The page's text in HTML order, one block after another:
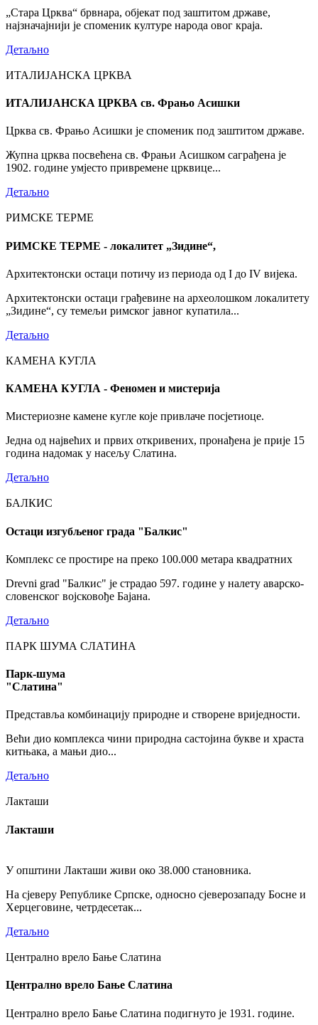
„Стара Црква“ брвнара, објекат под заштитом државе,
најзначајнији је споменик културе народа овог краја.
Детаљно
ИТАЛИЈАНСКА ЦРКВА
ИТАЛИЈАНСКА ЦРКВА св. Фрањо Асишки
Црква св. Фрањо Асишки је споменик под заштитом државе.
Жупна црква посвећена св. Фрањи Асишком саграђена је
1902. године умјесто привремене црквице...
Детаљно
РИМСКЕ ТЕРМЕ
РИМСКЕ ТЕРМЕ - локалитет „Зидине“,
Архитектонски остаци потичу из периода од I до IV вијека.
Архитектонски остаци грађевине на археолошком локалитету
„Зидине“, су темељи римског јавног купатила...
Детаљно
КАМЕНА КУГЛА
КАМЕНА КУГЛА - Феномен и мистерија
Мистериозне камене кугле које привлаче посјетиоце.
Једна од највећих и првих откривених, пронађена је прије 15
година надомак у насељу Слатина.
Детаљно
БАЛКИС
Остаци изгубљеног града "Балкис"
Комплекс се простире на преко 100.000 метара квадратних
Drevni grad "Балкис" је страдао 597. године у налету аварско-
словенског војсковође Бајана.
Детаљно
ПАРК ШУМА СЛАТИНА
Парк-шума
"Слатина"
Представља комбинацију природне и створене вриједности.
Већи дио комплекса чини природна састојина букве и храста
китњака, а мањи дио...
Детаљно
Лакташи
Лакташи
У општини Лакташи живи око 38.000 становника.
На сјеверу Републике Српске, односно сјеверозападу Босне и
Херцеговине, четрдесетак...
Детаљно
Централно врело Бање Слатина
Централно врело Бање Слатина
Централно врело Бање Слатина подигнуто је 1931. године.